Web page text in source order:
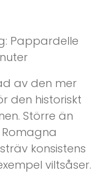
Pappardelle
av den mer
den historiskt
Större än
Romagna
konsistens
viltsåser.